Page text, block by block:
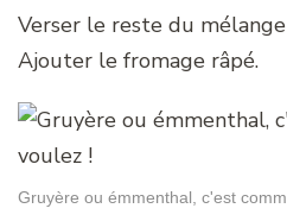
Verser le reste du
Ajouter le fromage râpé.
Gruyère ou émmenthal, c'est